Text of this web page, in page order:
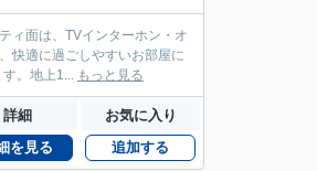
ィ面は、TVインターホン・オ
快適に過ごしやすいお部屋に
。地上1... もっと見る
詳細 お気に入り
を見る 追加する